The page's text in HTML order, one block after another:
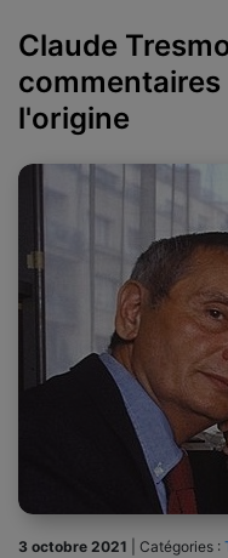
Claude
l'origine
3 octobre 2021 Catégories :